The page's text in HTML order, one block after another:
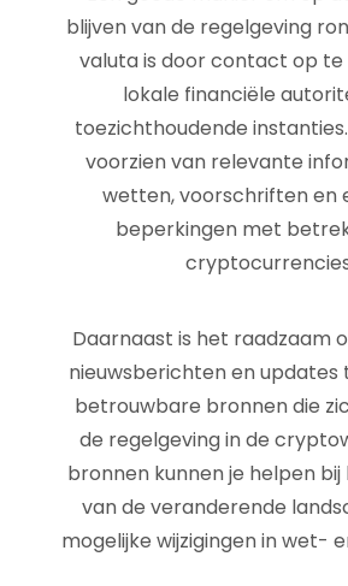
blijven van de regelgeving
valuta is door contact op
lokale financiële
toezichthoudende
voorzien van relevante
wetten, voorschriften en
beperkingen met
Daarnaast is het raadzaam
nieuwsberichten en updates
betrouwbare bronnen die
de regelgeving in de
bronnen kunnen je helpen
van de veranderende
mogelijke wijzigingen in wet-